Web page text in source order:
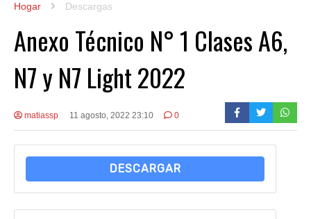
Hogar Descargas
Anexo Técnico N° 1 Clases A6,
N7 y N7 Light 2022
matiassp 11 agosto, 2022 23:10 0
DESCARGAR